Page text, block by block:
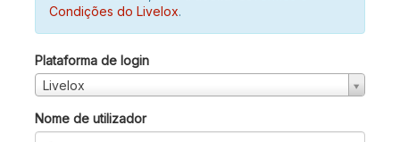
Condições do Livelox.
Plataforma de login
Livelox
Nome de utilizador